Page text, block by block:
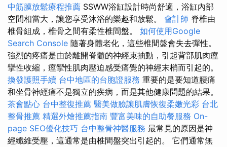
中筋膜放鬆療程推薦 SSWW浴缸設計時尚舒適，浴缸內部
空間相當大，讓您享受沐浴的樂趣和放鬆。 會計師 脊椎由
椎骨組成，椎骨之間有柔性椎間盤。 如何使用Google
Search Console 隨著身體老化，這些椎間盤會失去彈性。
強烈的疼痛是由於離開脊髓的神經束抽動，引起背部肌肉痙
攣性收縮，痙攣性肌肉壓迫感受痛覺的神經末梢而引起的。
換發護照手續 台中地區的台胞證服務 重要的是要知道腰痛
和坐骨神經痛不是獨立的疾病，而是其他健康問題的結果。
茶會點心 台中整復推薦 醫美做臉讓肌膚恢復柔嫩光彩 台北
整骨推薦 精選外燴推薦指南 豐富美味的自助餐服務 On-
page SEO優化技巧 台中整骨神醫服務 最常見的原因是神
經纖維受壓，這通常是由椎間盤突出引起的。 它們通常無